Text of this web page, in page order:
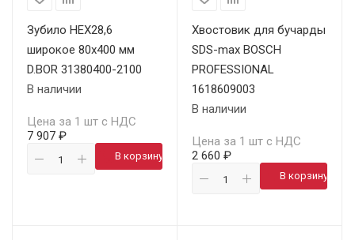
Зубило HEX28,6
широкое 80х400 мм
D.BOR 31380400-2100
В наличии
Цена за 1 шт с НДС
7 907 ₽
В корзину
Хвостовик для бучарды
SDS-max BOSCH
PROFESSIONAL
1618609003
В наличии
Цена за 1 шт с НДС
2 660 ₽
В корзину